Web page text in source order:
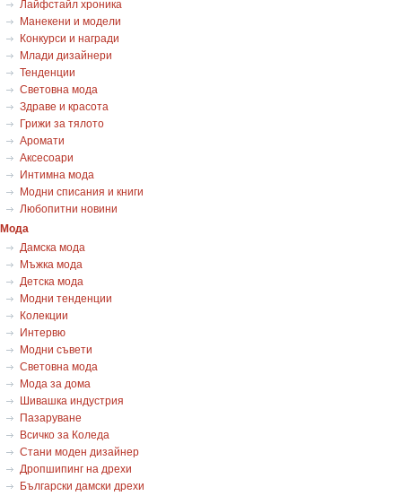
Лайфстайл хроника
Манекени и модели
Конкурси и награди
Млади дизайнери
Тенденции
Световна мода
Здраве и красота
Грижи за тялото
Аромати
Аксесоари
Интимна мода
Модни списания и книги
Любопитни новини
Мода
Дамска мода
Мъжка мода
Детска мода
Модни тенденции
Колекции
Интервю
Модни съвети
Световна мода
Мода за дома
Шивашка индустрия
Пазаруване
Всичко за Коледа
Стани моден дизайнер
Дропшипинг на дрехи
Български дамски дрехи